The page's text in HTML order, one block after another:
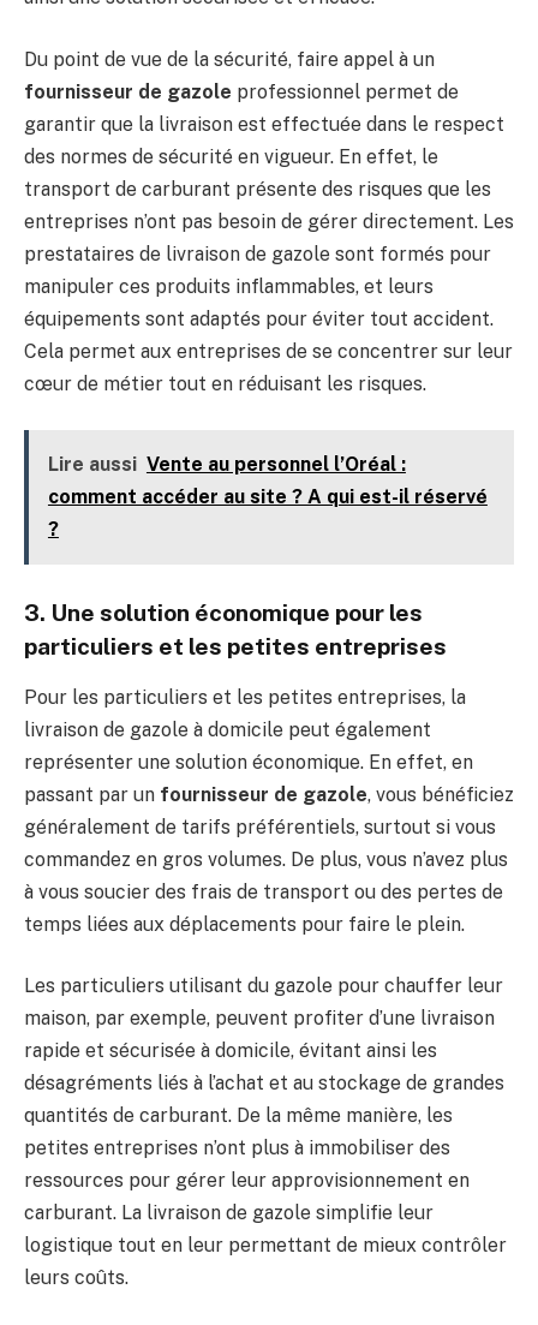
Du point de vue de la sécurité, faire appel à un
fournisseur de gazole professionnel permet de
garantir que la livraison est effectuée dans le respect
des normes de sécurité en vigueur. En effet, le
transport de carburant présente des risques que les
entreprises n’ont pas besoin de gérer directement. Les
prestataires de livraison de gazole sont formés pour
manipuler ces produits inflammables, et leurs
équipements sont adaptés pour éviter tout accident.
Cela permet aux entreprises de se concentrer sur leur
cœur de métier tout en réduisant les risques.
Lire aussi Vente au personnel l’Oréal :
comment accéder au site ? A qui est-il réservé
?
3. Une solution économique pour les
particuliers et les petites entreprises
Pour les particuliers et les petites entreprises, la
livraison de gazole à domicile peut également
représenter une solution économique. En effet, en
passant par un fournisseur de gazole, vous bénéficiez
généralement de tarifs préférentiels, surtout si vous
commandez en gros volumes. De plus, vous n’avez plus
à vous soucier des frais de transport ou des pertes de
temps liées aux déplacements pour faire le plein.
Les particuliers utilisant du gazole pour chauffer leur
maison, par exemple, peuvent profiter d’une livraison
rapide et sécurisée à domicile, évitant ainsi les
désagréments liés à l’achat et au stockage de grandes
quantités de carburant. De la même manière, les
petites entreprises n’ont plus à immobiliser des
ressources pour gérer leur approvisionnement en
carburant. La livraison de gazole simplifie leur
logistique tout en leur permettant de mieux contrôler
leurs coûts.